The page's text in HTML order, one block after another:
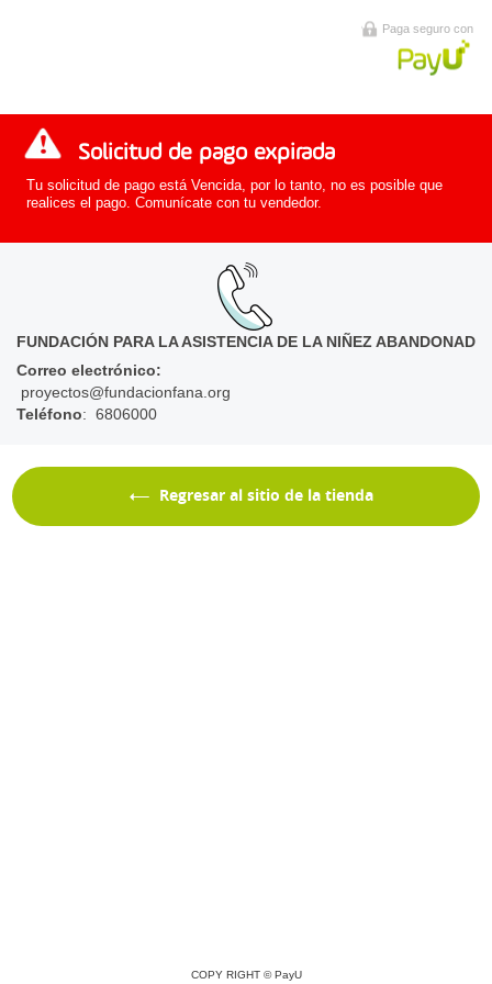
Paga seguro con
Solicitud de pago expirada
Tu solicitud de pago está Vencida, por lo tanto, no es posible que
realices el pago. Comunícate con tu vendedor.
FUNDACIÓN PARA LA ASISTENCIA DE LA NIÑEZ ABANDONAD
Correo electrónico:
proyectos@fundacionfana.org
Teléfono: 6806000
Regresar al sitio de la tienda
COPY RIGHT ©PayU